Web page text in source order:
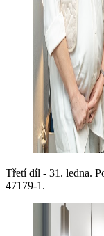
Třetí díl - 31. ledna.
47179-1.